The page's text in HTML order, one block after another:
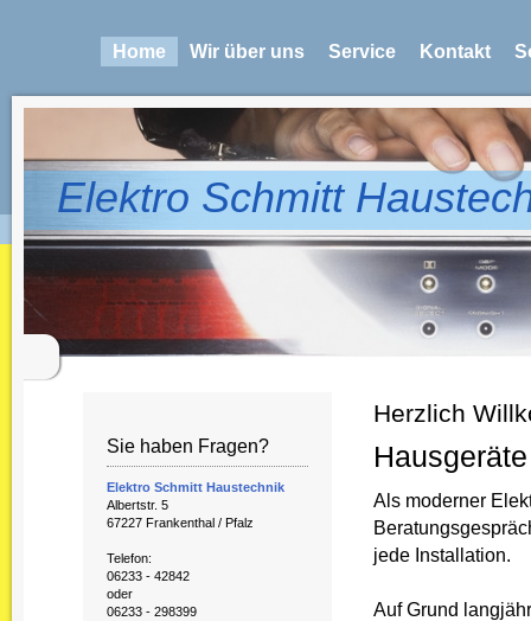
Home Wir über uns Service Kontakt
Elektro Schmitt
Sie haben Fragen?
Elektro Schmitt Haustechnik
Albertstr. 5
67227 Frankenthal / Pfalz
Telefon:
06233 - 42842
oder
06233 - 298399
Herzlich
Als moderner
jede Installation.
Auf Grund